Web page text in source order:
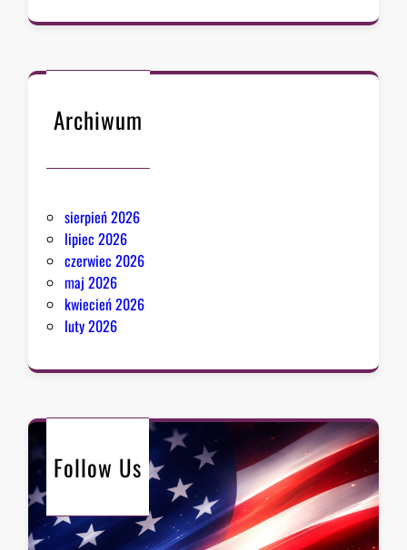
Archiwum
sierpień 2026
lipiec 2026
czerwiec 2026
maj 2026
kwiecień 2026
luty 2026
Follow Us